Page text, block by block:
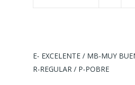
E- EXCELENTE / MB-MUY
R-REGULAR / P-POBRE